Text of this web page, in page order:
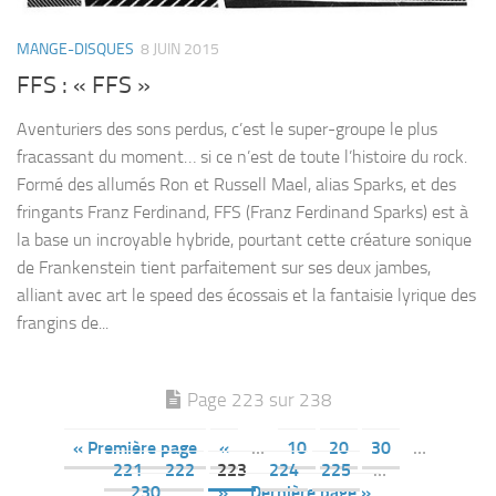
MANGE-DISQUES 8 JUIN 2015
FFS : « FFS »
Aventuriers des sons perdus, c’est le super-groupe le plus
fracassant du moment… si ce n’est de toute l’histoire du rock.
Formé des allumés Ron et Russell Mael, alias Sparks, et des
fringants Franz Ferdinand, FFS (Franz Ferdinand Sparks) est à
la base un incroyable hybride, pourtant cette créature sonique
de Frankenstein tient parfaitement sur ses deux jambes,
alliant avec art le speed des écossais et la fantaisie lyrique des
frangins de...
Page 223 sur 238
« Première page « … 10 20 30
…
221
222 223 224 225
…